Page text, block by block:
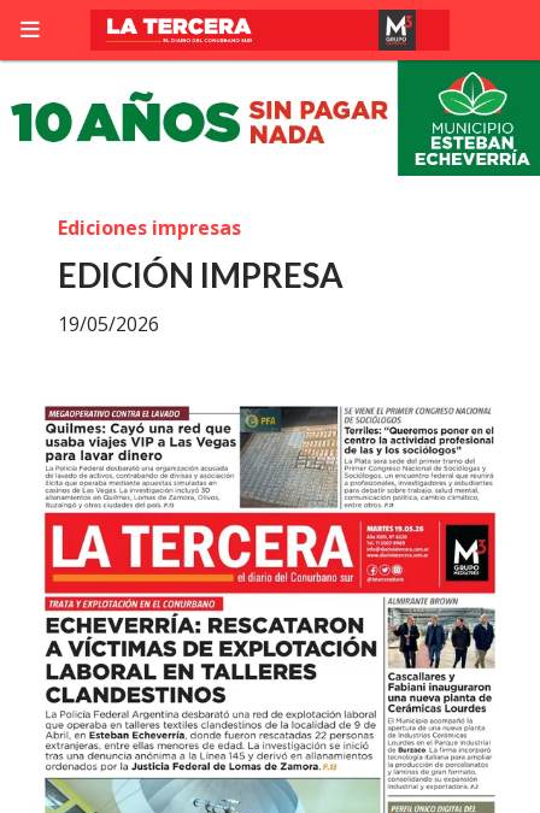
EDICIÓN IMPRESA
Ediciones impresas
19/05/2026